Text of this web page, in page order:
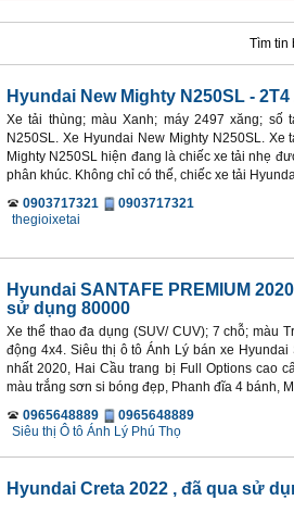
Tìm tin
Hyundai New Mighty N250SL - 2T4
Xe tải thùng; màu Xanh; máy 2497 xăng; số
N250SL. Xe Hyundai New Mighty N250SL.
Mighty N250SL hiện đang là chiếc xe tải nhẹ
phân khúc. Không chỉ có thế, chiếc xe tải
0903717321
0903717321
thegioixetai
Hyundai SANTAFE PREMIUM 2020
sử dụng 80000
Xe thể thao đa dụng (SUV/ CUV); 7 chỗ; màu
động 4x4. Siêu thị ô tô Ánh Lý bán xe
nhất 2020, Hai Cầu trang bị Full Options cao
màu trắng sơn si bóng đẹp, Phanh đĩa 4 bánh,
0965648889
0965648889
Siêu thị Ô tô Ánh Lý Phú Thọ
Hyundai Creta 2022 , đã qua sử